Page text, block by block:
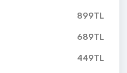
899TL
689TL
449TL